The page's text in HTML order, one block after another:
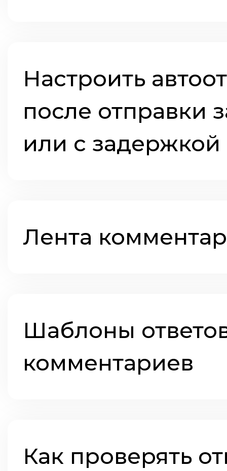
Настроить
после отправки
или с
Лента
Шаблоны
комментариев
Как проверять